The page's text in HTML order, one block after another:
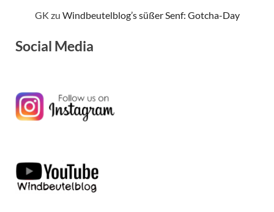
GK zu Windbeutelblog’s süßer Senf: Gotcha-Day
Social Media